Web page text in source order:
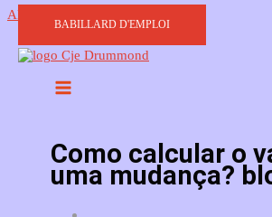
Aller au contenu
BABILLARD D'EMPLOI
Como calcular o
uma mudança?